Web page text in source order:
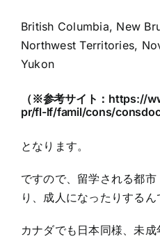
British Columbia, New
Northwest Territories,
Yukon
（※参考サイト： https://
pr/fl-lf/famil/cons/
となります。
ですので、留学される都
り、成人になったりするん
カナダでも日本同様、未